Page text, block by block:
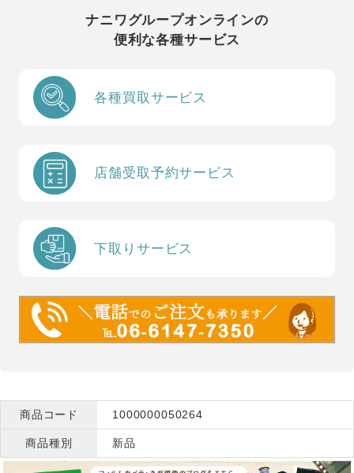
ナニワグループオンラインの
便利な各種サービス
各種買取サービス
店舗受取予約サービス
下取りサービス
商品コード 1000000050264
商品種別 新品